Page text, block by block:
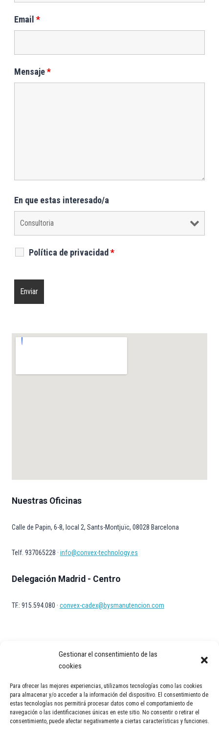
Gestionar el consentimiento de las
cookies
Para ofrecer las mejores experiencias, utilizamos tecnologías como las cookies
para almacenar y/o acceder a la información del dispositivo. El consentimiento de
estas tecnologías nos permitirá procesar datos como el comportamiento de
navegación o las identificaciones únicas en este sitio. No consentir o retirar el
consentimiento, puede afectar negativamente a ciertas características y funciones.
Email *
Mensaje*
En que estas interesado/a
Política de privacidad *
Nuestras Oficinas
Calle de Papin, 6-8, local 2, Sants-Montjuïc, 08028 Barcelona
Telf. 937065228 · info@convex-technology.es
Delegación Madrid - Centro
TF.: 915.594.080 · convex-cadex@bysmanutencion.com
Aviso Legal Política de privacidad Política de Cookies
Contacto